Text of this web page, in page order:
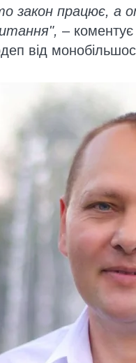
закон працює, а
– коментує
від